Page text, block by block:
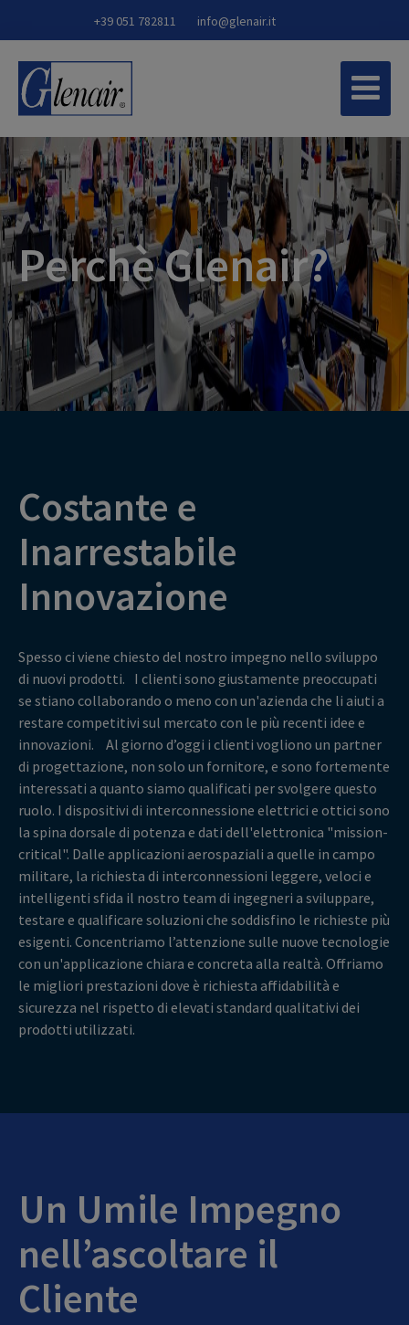
+39 051 782811 info@glenair.it
Perchè Glenair?
Costante e
Inarrestabile
Innovazione
Spesso ci viene chiesto del nostro impegno nello sviluppo
di nuovi prodotti. I clienti sono giustamente preoccupati
se stiano collaborando o meno con un'azienda che li aiuti a
restare competitivi sul mercato con le più recenti idee e
innovazioni. Al giorno d’oggi i clienti vogliono un partner
di progettazione, non solo un fornitore, e sono fortemente
interessati a quanto siamo qualificati per svolgere questo
ruolo. I dispositivi di interconnessione elettrici e ottici sono
la spina dorsale di potenza e dati dell'elettronica "mission-
critical". Dalle applicazioni aerospaziali a quelle in campo
militare, la richiesta di interconnessioni leggere, veloci e
intelligenti sfida il nostro team di ingegneri a sviluppare,
testare e qualificare soluzioni che soddisfino le richieste più
esigenti. Concentriamo l’attenzione sulle nuove tecnologie
con un'applicazione chiara e concreta alla realtà. Offriamo
le migliori prestazioni dove è richiesta affidabilità e
sicurezza nel rispetto di elevati standard qualitativi dei
prodotti utilizzati.
Un Umile Impegno
nell’ascoltare il
Cliente